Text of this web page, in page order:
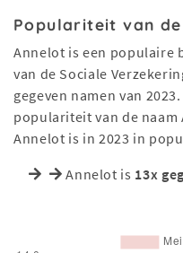
Populariteit van
Annelot is een populaire
van de Sociale
gegeven namen van
populariteit van de naam
Annelot is in 2023 in
Annelot is 13x